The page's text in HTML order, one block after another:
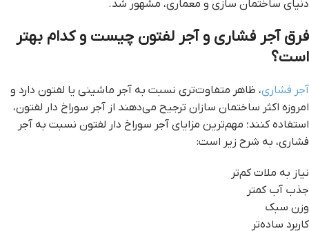
دنیای ساختمان سازی و معماری، مشهور شد.
فرق آجر فشاری و آجر لفتون چیست و کدام بهتر
است؟
آجر فشاری، ظاهر متفاوت‌تری نسبت به آجر ماشینی یا لفتون دارد و
امروزه اکثر ساختمان‌ سازان ترجیح می‌دهند از آجر سوراخ دار لفتون،
استفاده کنند؛ مهم‌ترین مزایای آجر سوراخ دار لفتون نسبت به آجر
فشاری، به شرح زیر است:
نیاز به ملات کم‌تر
جذب آب کمتر
وزن سبک
کاربرد ساده‌تر